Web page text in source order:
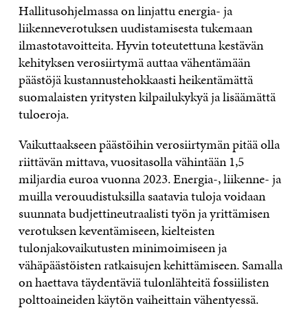
Hallitusohjelmassa on linjattu energia- ja
liikenneverotuksen uudistamisesta tukemaan
ilmastotavoitteita. Hyvin toteutettuna kestävän
kehityksen verosiirtymä auttaa vähentämään
päästöjä kustannustehokkaasti heikentämättä
suomalaisten yritysten kilpailukykyä ja lisäämättä
tuloeroja.
Vaikuttaakseen päästöihin verosiirtymän pitää olla
riittävän mittava, vuositasolla vähintään 1,5
miljardia euroa vuonna 2023. Energia-, liikenne- ja
muilla verouudistuksilla saatavia tuloja voidaan
suunnata budjettineutraalisti työn ja yrittämisen
verotuksen keventämiseen, kielteisten
tulonjakovaikutusten minimoimiseen ja
vähäpäästöisten ratkaisujen kehittämiseen. Samalla
on haettava täydentäviä tulonlähteitä fossiilisten
polttoaineiden käytön vaiheittain vähentyessä.